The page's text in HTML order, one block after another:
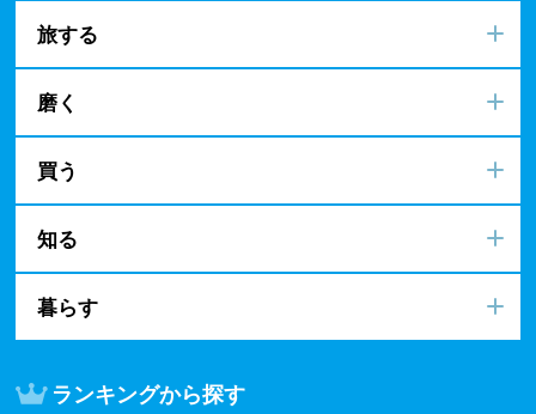
旅する
磨く
買う
知る
暮らす
ランキングから探す